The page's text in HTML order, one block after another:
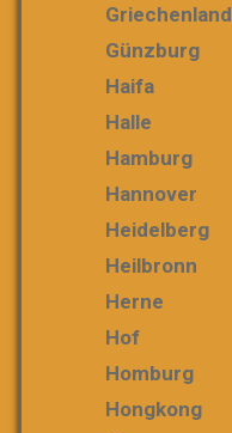
Griechenland
Günzburg
Haifa
Halle
Hamburg
Hannover
Heidelberg
Heilbronn
Herne
Hof
Homburg
Hongkong